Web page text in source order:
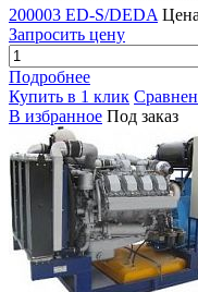
200003 ED-S/DEDA
Запросить цену
Подробнее
Купить в 1 клик
В избранное Под заказ